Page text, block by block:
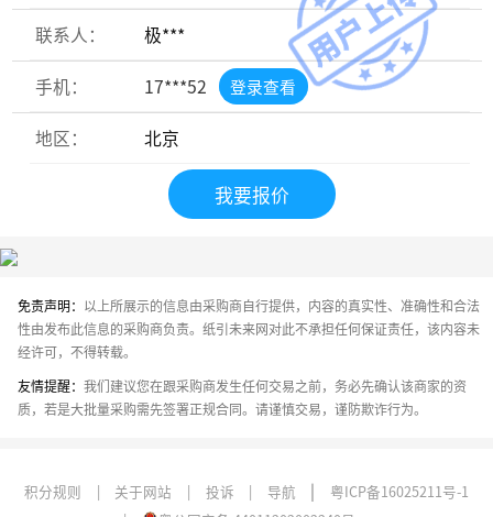
联系人： 极***
手机： 17***52 登录查看
地区： 北京
我要报价
免责声明： 以上所展示的信息由采购商自行提供，内容的真实性、准确性和合法
性由发布此信息的采购商负责。纸引未来网对此不承担任何保证责任，该内容未
经许可，不得转载。
友情提醒： 我们建议您在跟采购商发生任何交易之前，务必先确认该商家的资
质，若是大批量采购需先签署正规合同。请谨慎交易，谨防欺诈行为。
积分规则 | 关于网站 | 投诉 | 导航 |
粤ICP备16025211号-1